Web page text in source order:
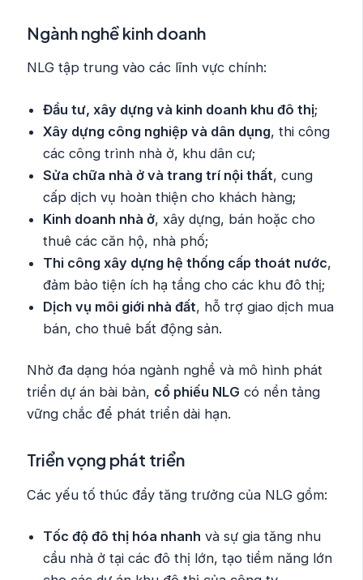
Ngành nghề kinh doanh
NLG tập trung vào các lĩnh vực chính:
Đầu tư, xây dựng và kinh doanh khu đô thị;
Xây dựng công nghiệp và dân dụng, thi công
các công trình nhà ở, khu dân cư;
Sửa chữa nhà ở và trang trí nội thất, cung
cấp dịch vụ hoàn thiện cho khách hàng;
Kinh doanh nhà ở, xây dựng, bán hoặc cho
thuê các căn hộ, nhà phố;
Thi công xây dựng hệ thống cấp thoát nước,
đảm bảo tiện ích hạ tầng cho các khu đô thị;
Dịch vụ môi giới nhà đất, hỗ trợ giao dịch mua
bán, cho thuê bất động sản.
Nhờ đa dạng hóa ngành nghề và mô hình phát
triển dự án bài bản, cổ phiếu NLG có nền tảng
vững chắc để phát triển dài hạn.
Triển vọng phát triển
Các yếu tố thúc đẩy tăng trưởng của NLG gồm:
Tốc độ đô thị hóa nhanh và sự gia tăng nhu
cầu nhà ở tại các đô thị lớn, tạo tiềm năng lớn